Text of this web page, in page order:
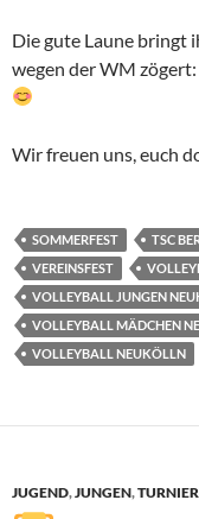
Die gute Laune bringt
wegen der WM
Wir freuen uns, euch
SOMMERFEST TSC
VEREINSFEST
VOLLEYBALL JUNGEN
VOLLEYBALL MÄDCHEN
VOLLEYBALL NEUKÖLLN
JUGEND,JUNGEN,